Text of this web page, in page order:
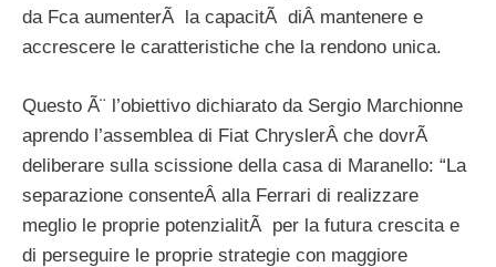
da Fca aumenterÃ la capacitÃ diÂ mantenere e
accrescere le caratteristiche che la rendono unica.
Questo Ã¨ l’obiettivo dichiarato da Sergio Marchionne
aprendo l’assemblea di Fiat ChryslerÂ che dovrÃ
deliberare sulla scissione della casa di Maranello: “La
separazione consenteÂ alla Ferrari di realizzare
meglio le proprie potenzialitÃ per la futura crescita e
di perseguire le proprie strategie con maggiore